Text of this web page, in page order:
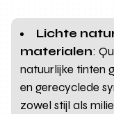
Lichte
materialen:
natuurlijke tinten
en gerecyclede
zowel stijl als